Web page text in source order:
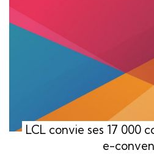
LCL convie ses 17 000
e-